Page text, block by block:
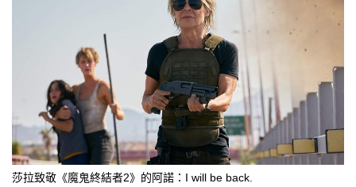
莎拉致敬《魔鬼終結者2》的阿諾：I will be back.